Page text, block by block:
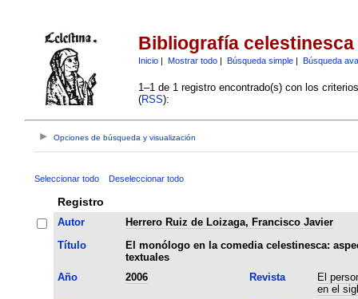
Bibliografía celestinesca
Inicio| Mostrar todo| Búsqueda simple| Búsqueda
1–1 de 1 registro encontrado(s) con los
(RSS):
Opciones de búsqueda y visualización
Seleccionar todo Deseleccionar todo
Registro
Autor
Herrero Ruiz de Loizaga, Francisco Javier
Título
El monólogo en la comedia celestinesca:
textuales
Año
2006 Revista
El
en el